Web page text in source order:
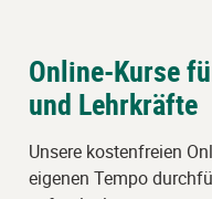
Online-Kurse
und Lehrkräfte
Unsere kostenfreien
eigenen Tempo